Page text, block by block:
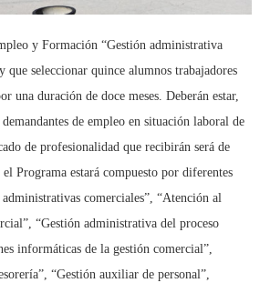
y Formación “Gestión administrativa
que seleccionar quince alumnos trabajadores
una duración de doce meses. Deberán estar,
de empleo en situación laboral de
de profesionalidad que recibirán será de
el Programa estará compuesto por diferentes
comerciales”, “Atención al
“Gestión administrativa del proceso
informáticas de la gestión comercial”,
“Gestión auxiliar de personal”,